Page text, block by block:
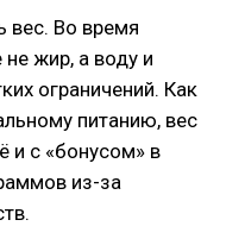
вес. Во время
жир, а воду и
ограничений. Как
питанию, вес
и с «бонусом» в
из-за